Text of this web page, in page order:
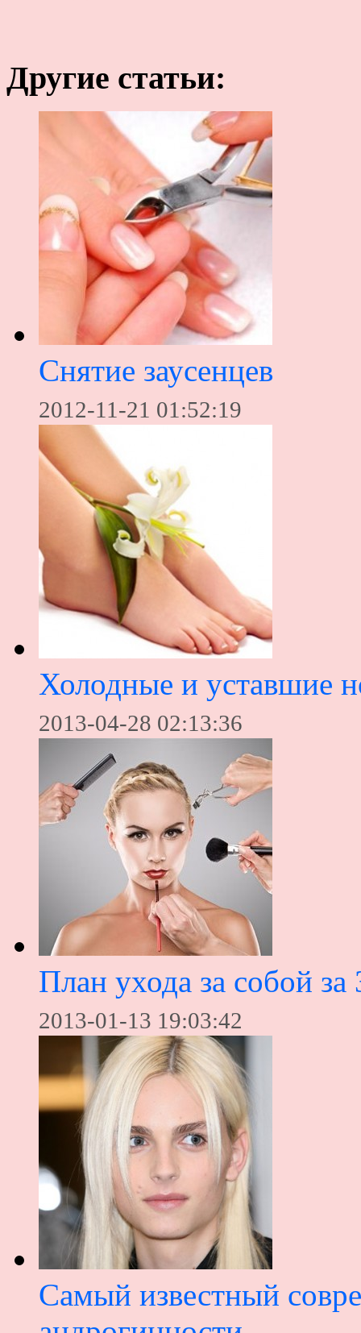
Другие статьи:
Снятие заусенцев
2012-11-21 01:52:19
Холодные и уставшие
2013-04-28 02:13:36
План ухода за собой
2013-01-13 19:03:42
Cамый известный